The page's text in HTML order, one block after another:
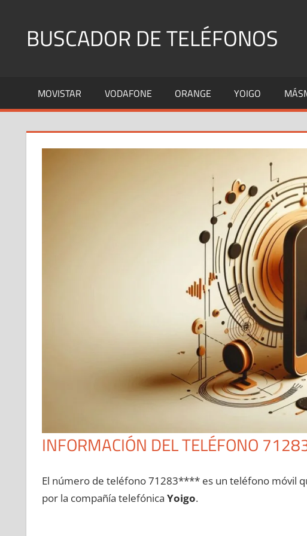
contenidoBUSCADOR DE TELÉFONOS
Fijos
y
MOVISTAR VODAFONE ORANGE YOIGO
INFORMACIÓN DEL TELÉFONO
El número dе teléfono 71283**** es un teléfono móvil
pοr la compañía telefónica Yoigo.